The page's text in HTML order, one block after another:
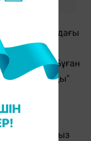
Трамп Ирандағы
үлкен
еді. Бұған
арада құлайды"
"уақыт
Канель наурыз